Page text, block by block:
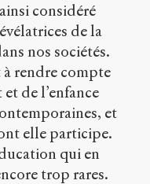
considéré
de la
nos sociétés.
à rendre compte
de l’enfance
et
elle participe.
qui en
trop rares.